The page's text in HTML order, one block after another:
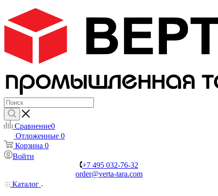
Сравнение0
Отложенные 0
Корзина 0
Войти
+7 495 032-76-32
order@verta-tara.com
Каталог